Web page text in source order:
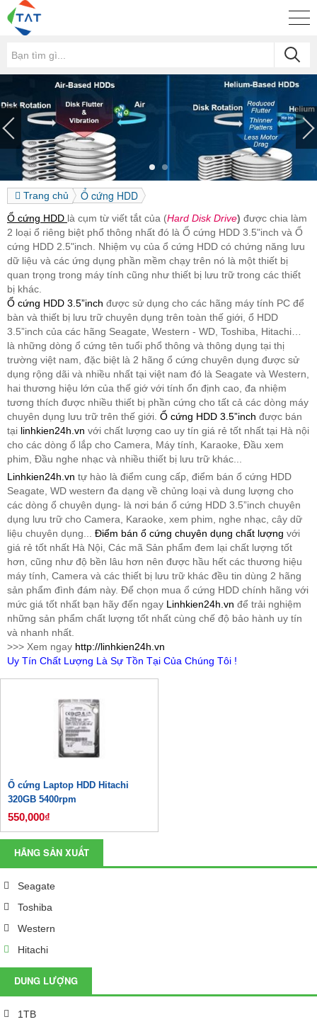
Trang chủ Ổ cứng HDD
Ổ cứng HDD là cụm từ viết tắt của (Hard Disk Drive) được chia làm
2 loại ổ riêng biệt phổ thông nhất đó là Ổ cứng HDD 3.5"inch và Ổ
cứng HDD 2.5"inch. Nhiệm vụ của ổ cứng HDD có chứng năng lưu
dữ liệu và các ứng dụng phần mềm chạy trên nó là một thiết bị
quan trọng trong máy tính cũng như thiết bị lưu trữ trong các thiết
bị khác.
Ổ cứng HDD 3.5”inch được sử dụng cho các hãng máy tính PC để
bàn và thiết bị lưu trữ chuyên dụng trên toàn thế giới, ổ HDD
3.5”inch của các hãng Seagate, Western - WD, Toshiba, Hitachi…
là những dòng ổ cứng tên tuổi phổ thông và thông dụng tại thị
trường việt nam, đặc biệt là 2 hãng ổ cứng chuyên dụng được sử
dụng rộng dãi và nhiều nhất tại việt nam đó là Seagate và Western,
hai thương hiệu lớn của thế giớ với tính ổn định cao, đa nhiệm
tương thích được nhiều thiết bị phần cứng cho tất cả các dòng máy
chuyên dụng lưu trữ trên thế giới. Ổ cứng HDD 3.5”inch được bán
tại linhkien24h.vn với chất lượng cao uy tín giá rẻ tốt nhất tại Hà nội
cho các dòng ổ lắp cho Camera, Máy tính, Karaoke, Đầu xem
phim, Đầu nghe nhạc và nhiều thiết bị lưu trữ khác...
Linhkien24h.vn tự hào là điểm cung cấp, điểm bán ổ cứng HDD
Seagate, WD western đa dạng về chủng loại và dung lượng cho
các dòng ổ chuyên dụng- là nơi bán ổ cứng HDD 3.5”inch chuyên
dụng lưu trữ cho Camera, Karaoke, xem phim, nghe nhạc, cây dữ
liệu chuyên dụng... Điểm bán ổ cứng chuyên dụng chất lượng với
giá rẻ tốt nhất Hà Nội, Các mã Sản phẩm đem lại chất lượng tốt
hơn, cũng như độ bền lâu hơn nên được hầu hết các thương hiệu
máy tính, Camera và các thiết bị lưu trữ khác đều tin dùng 2 hãng
sản phẩm đình đám này. Để chọn mua ổ cứng HDD chính hãng với
mức giá tốt nhất bạn hãy đến ngay Linhkien24h.vn để trải nghiệm
những sản phẩm chất lượng tốt nhất cùng chế độ bảo hành uy tín
và nhanh nhất.
>>> Xem ngay http://linhkien24h.vn
Uy Tín Chất Lượng Là Sự Tồn Tại Của Chúng Tôi !
Ổ cứng Laptop HDD Hitachi
320GB 5400rpm
550,000₫
HÃNG SẢN XUẤT
Seagate
Toshiba
Western
Hitachi
DUNG LƯỢNG
1TB